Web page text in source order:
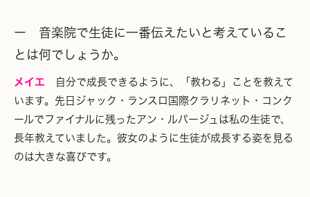
ー 音楽院で生徒に一番伝えたいと考えているこ
とは何でしょうか。
メイエ
自分で成長できるように、「教わる」ことを教えて
います。先日ジャック・ランスロ国際クラリネット・コンク
ールでファイナルに残ったアン・ルパージュは私の生徒で、
長年教えていました。彼女のように生徒が成長する姿を見る
のは大きな喜びです。